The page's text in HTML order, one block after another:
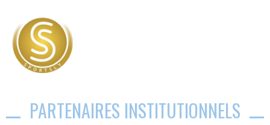
PARTENAIRES INSTITUTIONNELS